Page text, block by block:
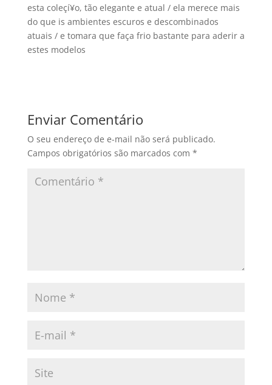
esta coleçí¥o, tão elegante e atual / ela merece mais
do que is ambientes escuros e descombinados
atuais / e tomara que faça frio bastante para aderir a
estes modelos
Enviar Comentário
O seu endereço de e-mail não será publicado.
Campos obrigatórios são marcados com *